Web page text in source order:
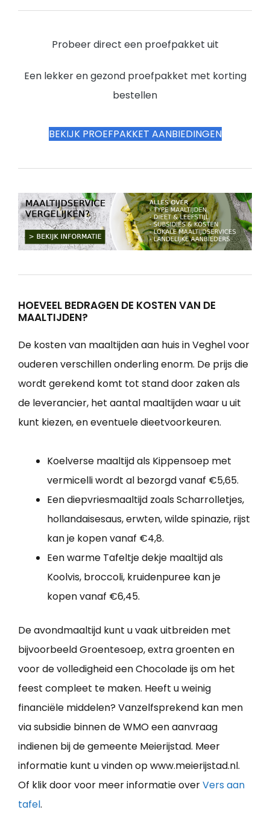
Probeer direct een proefpakket uit
Een lekker en gezond proefpakket met korting
bestellen
BEKIJK PROEFPAKKET AANBIEDINGEN
HOEVEEL BEDRAGEN DE KOSTEN VAN DE
MAALTIJDEN?
De kosten van maaltijden aan huis in Veghel voor
ouderen verschillen onderling enorm. De prijs die
wordt gerekend komt tot stand door zaken als
de leverancier, het aantal maaltijden waar u uit
kunt kiezen, en eventuele dieetvoorkeuren.
Koelverse maaltijd als Kippensoep met
vermicelli wordt al bezorgd vanaf €5,65.
Een diepvriesmaaltijd zoals Scharrolletjes,
hollandaisesaus, erwten, wilde spinazie, rijst
kan je kopen vanaf €4,8.
Een warme Tafeltje dekje maaltijd als
Koolvis, broccoli, kruidenpuree kan je
kopen vanaf €6,45.
De avondmaaltijd kunt u vaak uitbreiden met
bijvoorbeeld Groentesoep, extra groenten en
voor de volledigheid een Chocolade ijs om het
feest compleet te maken. Heeft u weinig
financiële middelen? Vanzelfsprekend kan men
via subsidie binnen de WMO een aanvraag
indienen bij de gemeente Meierijstad. Meer
informatie kunt u vinden op www.meierijstad.nl.
Of klik door voor meer informatie overVers aan
tafel.